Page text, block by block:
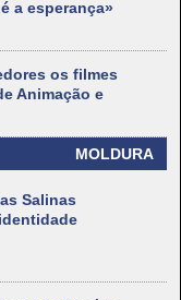
a esperança»
os filmes
Animação e
MOLDURA
Salinas